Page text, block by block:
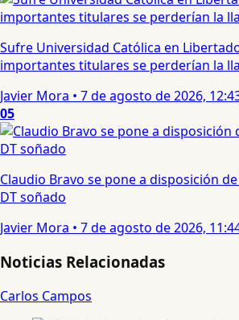
Sufre Universidad Católica en
importantes titulares se perderían la
Javier Mora • 7 de agosto de 2026,
05
Claudio Bravo se pone a disposición
DT soñado
Javier Mora • 7 de agosto de 2026,
Noticias Relacionadas
Carlos Campos